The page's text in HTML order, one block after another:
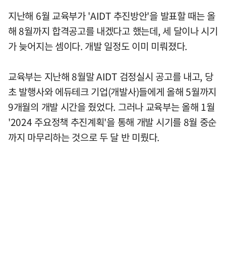
지난해 6월 교육부가 'AIDT 추진방안'을 발표할 때는 올
해 8월까지 합격공고를 내겠다고 했는데, 세 달이나 시기
가 늦어지는 셈이다. 개발 일정도 이미 미뤄졌다.
교육부는 지난해 8월말 AIDT 검정실시 공고를 내고, 당
초 발행사와 에듀테크 기업(개발사)들에게 올해 5월까지
9개월의 개발 시간을 줬었다. 그러나 교육부는 올해 1월
'2024 주요정책 추진계획'을 통해 개발 시기를 8월 중순
까지 마무리하는 것으로 두 달 반 미뤘다.